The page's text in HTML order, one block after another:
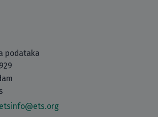
podataka
etsinfo@ets.org